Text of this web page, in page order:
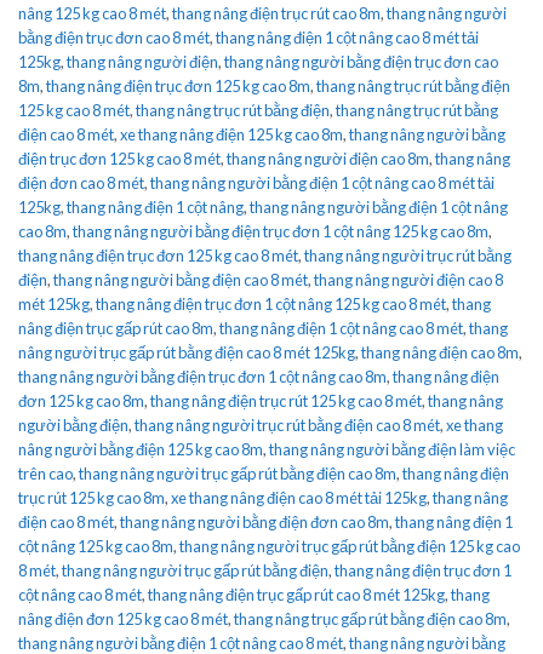
nâng 125 kg cao 8 mét,thang nâng điện trục rút cao 8m,thang nâng người
bằng điện trục đơn cao 8 mét,thang nâng điện 1 cột nâng cao 8 mét tải
125kg,thang nâng người điện,thang nâng người bằng điện trục đơn cao
8m,thang nâng điện trục đơn 125 kg cao 8m,thang nâng trục rút bằng điện
125 kg cao 8 mét,thang nâng trục rút bằng điện,thang nâng trục rút bằng
điện cao 8 mét,xe thang nâng điện 125 kg cao 8m,thang nâng người bằng
điện trục đơn 125 kg cao 8 mét,thang nâng người điện cao 8m,thang nâng
điện đơn cao 8 mét,thang nâng người bằng điện 1 cột nâng cao 8 mét tải
125kg,thang nâng điện 1 cột nâng,thang nâng người bằng điện 1 cột nâng
cao 8m,thang nâng người bằng điện trục đơn 1 cột nâng 125 kg cao 8m,
thang nâng điện trục đơn 125 kg cao 8 mét,thang nâng người trục rút bằng
điện,thang nâng người bằng điện cao 8 mét,thang nâng người điện cao 8
mét 125kg,thang nâng điện trục đơn 1 cột nâng 125 kg cao 8 mét,thang
nâng điện trục gấp rút cao 8m,thang nâng điện 1 cột nâng cao 8 mét,thang
nâng người trục gấp rút bằng điện cao 8 mét 125kg,thang nâng điện cao 8m,
thang nâng người bằng điện trục đơn 1 cột nâng cao 8m,thang nâng điện
đơn 125 kg cao 8m,thang nâng điện trục rút 125 kg cao 8 mét,thang nâng
người bằng điện,thang nâng người trục rút bằng điện cao 8 mét,xe thang
nâng người bằng điện 125 kg cao 8m,thang nâng người bằng điện làm việc
trên cao,thang nâng người trục gấp rút bằng điện cao 8m,thang nâng điện
trục rút 125 kg cao 8m,xe thang nâng điện cao 8 mét tải 125kg,thang nâng
điện cao 8 mét,thang nâng người bằng điện đơn cao 8m,thang nâng điện 1
cột nâng 125 kg cao 8m,thang nâng người trục gấp rút bằng điện 125 kg cao
8 mét,thang nâng người trục gấp rút bằng điện,thang nâng điện trục đơn 1
cột nâng cao 8 mét,thang nâng điện trục gấp rút cao 8 mét 125kg,thang
nâng điện đơn 125 kg cao 8 mét,thang nâng trục gấp rút bằng điện cao 8m,
thang nâng người bằng điện 1 cột nâng cao 8 mét,thang nâng người bằng